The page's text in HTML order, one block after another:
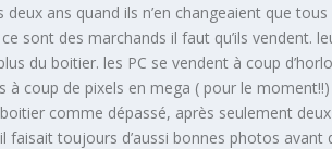
deux ans quand ils n’en changeaient que
sont des marchands il faut qu’ils vendent.
du boitier. les PC se vendent à coup
à coup de pixels en mega ( pour le
comme dépassé, après seulement
faisait toujours d’aussi bonnes photos